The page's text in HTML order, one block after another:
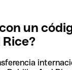
un